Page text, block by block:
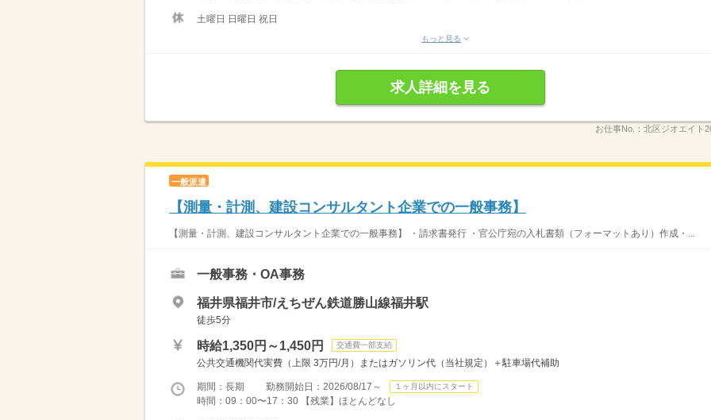
土曜日 日曜日 祝日
もっと見る
求人詳細を見る
お仕事No.： 北区ジオエイト
一般派遣
【測量・計測、建設コンサルタント企業での一般事務】
【測量・計測、建設コンサルタント企業での一般事務】 ・請求書発行 ・官公庁宛の入札書類（フォーマットあり）作成・...
一般事務・OA事務
福井県福井市/えちぜん鉄道勝山線福井駅
徒歩5分
時給1,350円～1,450円 交通費一部支給
公共交通機関代実費（上限 3万円/月）またはガソリン代（当社規定）＋駐車場代補助
期間：長期 勤務開始日：2026/08/17～ １ヶ月以内にスタート
時間：09：00〜17：30 【残業】ほとんどなし